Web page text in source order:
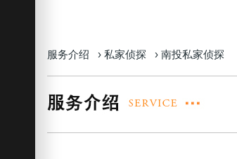
服务介绍 › 私家侦探 › 南投私家侦探